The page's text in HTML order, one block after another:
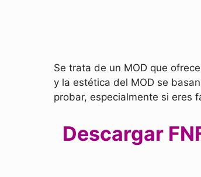
Se trata de un MOD que
y la estética del MOD se
probar, especialmente si eres
Descargar